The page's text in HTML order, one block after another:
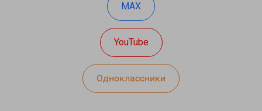
MAX
YouTube
Одноклассники